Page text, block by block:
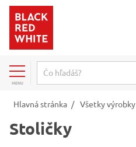
MENU
Hlavná stránka / Všetky výrobky
Stoličky